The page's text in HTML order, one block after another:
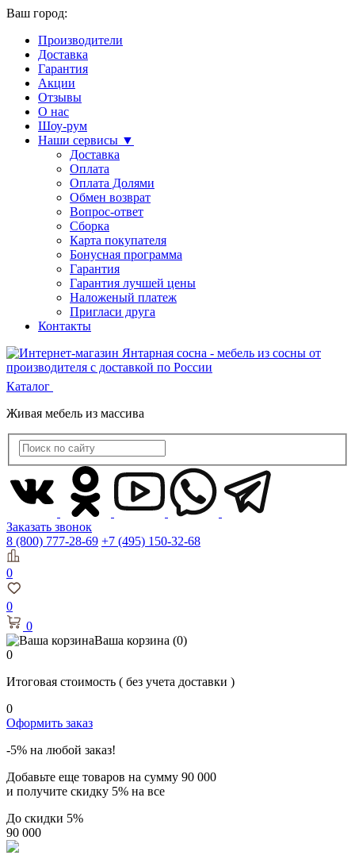
Ваш город:
Производители
Доставка
Гарантия
Акции
Отзывы
О нас
Шоу-рум
Наши сервисы ▼
Доставка
Оплата
Оплата Долями
Обмен возврат
Вопрос-ответ
Сборка
Карта покупателя
Бонусная программа
Гарантия
Гарантия лучшей цены
Наложеный платеж
Пригласи друга
Контакты
Каталог
Живая мебель из массива
Заказать звонок
8 (800) 777-28-69 +7 (495) 150-32-68
0
0
0
Ваша корзина (0)
0
Итоговая стоимость ( без учета доставки )
0
Оформить заказ
-5% на любой заказ!
Добавьте еще товаров на сумму 90 000
и получите скидку 5% на все
До скидки 5%
90 000